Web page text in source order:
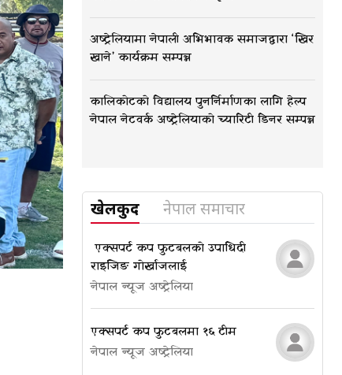
अष्ट्रेलियामा नेपाली अभिभावक समाजद्वारा ‘खिर
खाने’ कार्यक्रम सम्पन्न
कालिकोटको विद्यालय पुनर्निर्माणका लागि हेल्प
नेपाल नेटवर्क अष्ट्रेलियाको च्यारिटी डिनर सम्पन्न
खेलकुद नेपाल समाचार
​​​​​​​ एक्सपर्ट कप फुटबलको उपाधि दी
राइजिङ गोर्खाजलाई
नेपाल न्यूज अष्ट्रेलिया
एक्सपर्ट कप फुटबलमा १६ टीम
नेपाल न्यूज अष्ट्रेलिया